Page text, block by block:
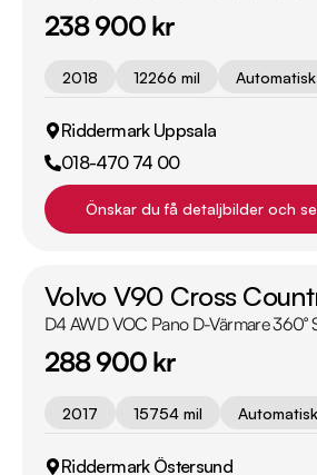
238 900 kr
2018 12266 mil Automatisk
Riddermark Uppsala
018-470 74 00
Önskar du få detaljbilder och
Volvo V90 Cross
D4 AWD VOC Pano D-Värmare 360°
288 900 kr
2017 15754 mil Automatisk
Riddermark Östersund